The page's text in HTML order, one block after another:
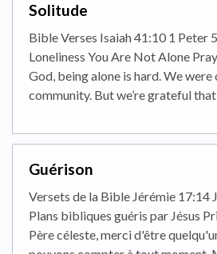
Solitude
Bible Verses Isaiah 41:10 1 Peter
Loneliness You Are Not Alone
God, being alone is hard. We
community. But we’re grateful
Guérison
Versets de la Bible Jérémie 17:14
Plans bibliques guéris par Jésus
Père céleste, merci d'être